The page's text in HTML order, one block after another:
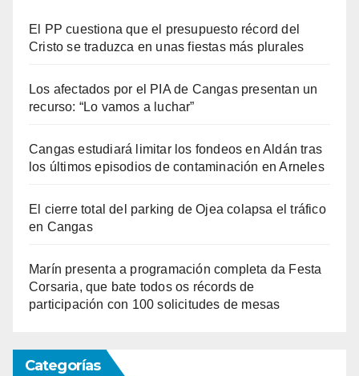
El PP cuestiona que el presupuesto récord del
Cristo se traduzca en unas fiestas más plurales
Los afectados por el PIA de Cangas presentan un
recurso: “Lo vamos a luchar”
Cangas estudiará limitar los fondeos en Aldán tras
los últimos episodios de contaminación en Arneles
El cierre total del parking de Ojea colapsa el tráfico
en Cangas
Marín presenta a programación completa da Festa
Corsaria, que bate todos os récords de
participación con 100 solicitudes de mesas
Categorías